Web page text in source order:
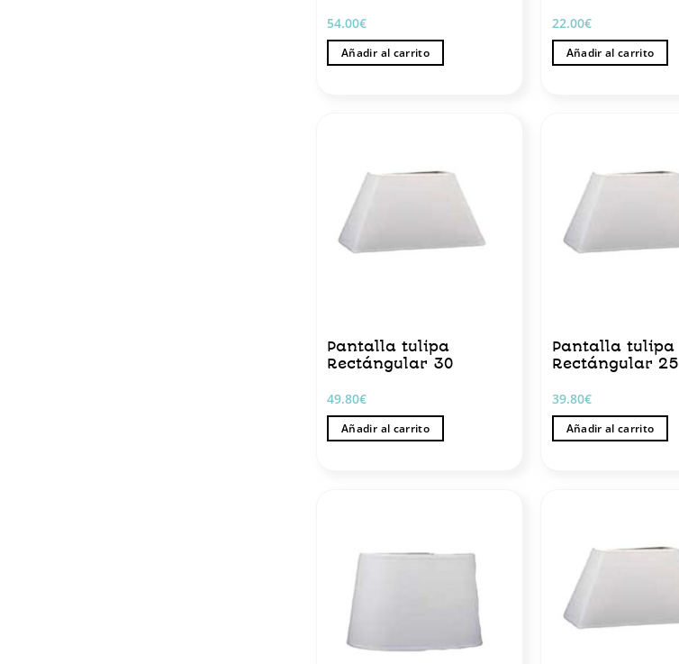
54.00€
Añadir al carrito
22.00€
Añadir al carrito
Pantalla tulipa
Rectángular 30
49.80€
Añadir al carrito
Pantalla tulipa
Rectángular 25
39.80€
Añadir al carrito